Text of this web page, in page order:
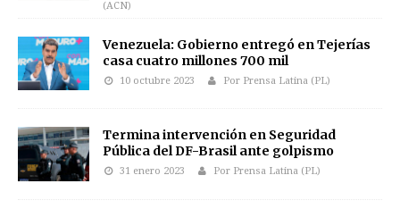
(ACN)
Venezuela: Gobierno entregó en Tejerías
casa cuatro millones 700 mil
10 octubre 2023 Por Prensa Latina (PL)
Termina intervención en Seguridad
Pública del DF-Brasil ante golpismo
31 enero 2023 Por Prensa Latina (PL)